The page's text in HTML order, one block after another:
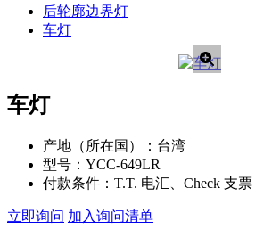
后轮廓边界灯
车灯
车灯
产地（所在国）： 台湾
型号： YCC-649LR
付款条件： T.T. 电汇、Check 支票
立即询问 加入询问清单